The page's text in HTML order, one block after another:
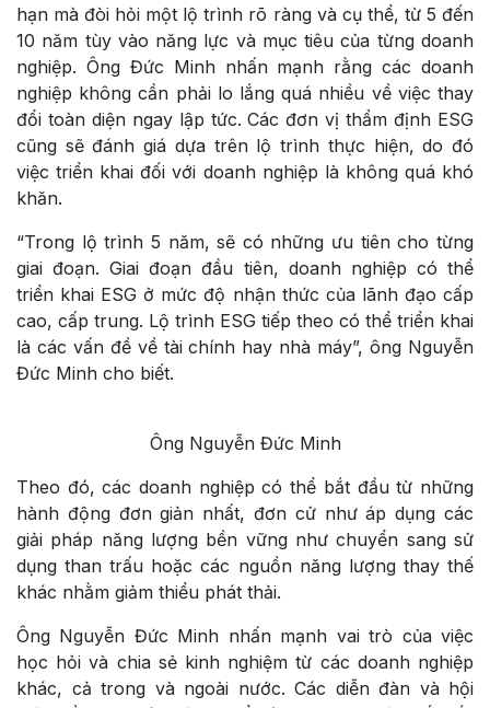
hạn mà đòi hỏi một lộ trình rõ ràng và cụ thể, từ 5 đến
10 năm tùy vào năng lực và mục tiêu của từng doanh
nghiệp. Ông Đức Minh nhấn mạnh rằng các doanh
nghiệp không cần phải lo lắng quá nhiều về việc thay
đổi toàn diện ngay lập tức. Các đơn vị thẩm định ESG
cũng sẽ đánh giá dựa trên lộ trình thực hiện, do đó
việc triển khai đối với doanh nghiệp là không quá khó
khăn.
“Trong lộ trình 5 năm, sẽ có những ưu tiên cho từng
giai đoạn. Giai đoạn đầu tiên, doanh nghiệp có thể
triển khai ESG ở mức độ nhận thức của lãnh đạo cấp
cao, cấp trung. Lộ trình ESG tiếp theo có thể triển khai
là các vấn đề về tài chính hay nhà máy”, ông Nguyễn
Đức Minh cho biết.
Ông Nguyễn Đức Minh
Theo đó, các doanh nghiệp có thể bắt đầu từ những
hành động đơn giản nhất, đơn cử như áp dụng các
giải pháp năng lượng bền vững như chuyển sang sử
dụng than trấu hoặc các nguồn năng lượng thay thế
khác nhằm giảm thiểu phát thải.
Ông Nguyễn Đức Minh nhấn mạnh vai trò của việc
học hỏi và chia sẻ kinh nghiệm từ các doanh nghiệp
khác, cả trong và ngoài nước. Các diễn đàn và hội